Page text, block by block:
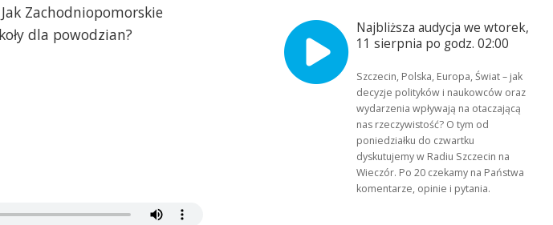
Zachodniopomorskie
dla powodzian?
Najbliższa audycja we wtorek,
11 sierpnia po godz. 02:00
Szczecin, Polska, Europa, Świat – jak
decyzje polityków i naukowców oraz
wydarzenia wpływają na otaczającą
nas rzeczywistość? O tym od
poniedziałku do czwartku
dyskutujemy w Radiu Szczecin na
Wieczór. Po 20 czekamy na Państwa
komentarze, opinie i pytania.